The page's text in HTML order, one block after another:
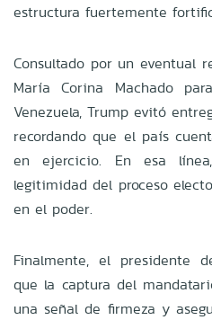
estructura fuertemente
Consultado por un eventual
María Corina Machado
Venezuela, Trump evitó
recordando que el país
en ejercicio. En esa
legitimidad del proceso
en el poder.
Finalmente, el presidente
que la captura del
una señal de firmeza y